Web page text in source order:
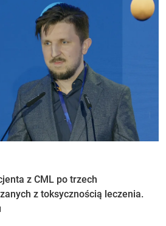
z CML po trzech
z toksycznością leczenia.